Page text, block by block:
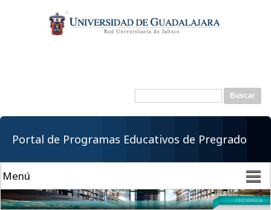
contenido
principal
Formulario de
Buscar
Portal de Programas Educativos de Pregrado